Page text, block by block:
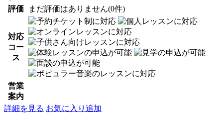
評価 まだ評価はありません(0件)
対応
コー
ス
営業
案内
詳細を見る お気に入り追加